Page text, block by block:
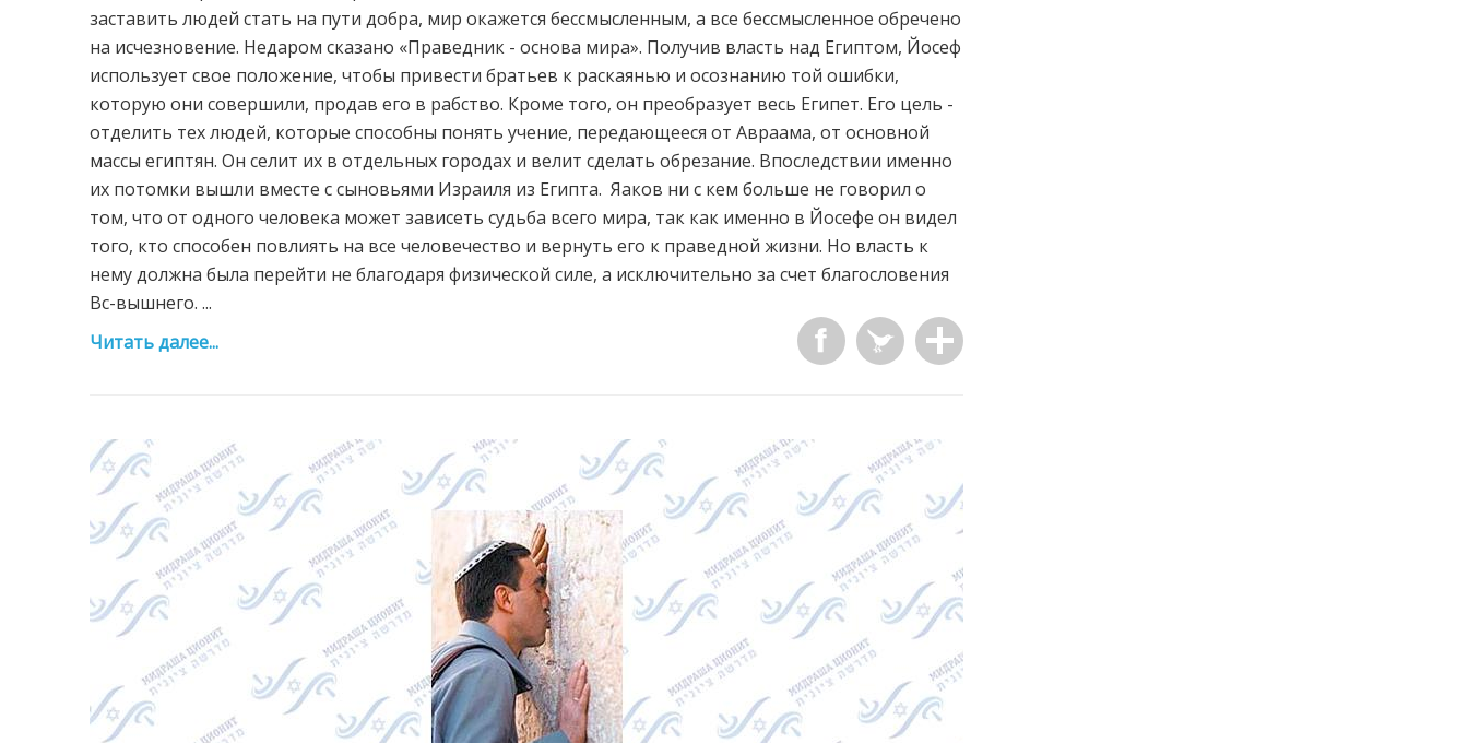
заставить людей стать на пути добра, мир окажется бессмысленным, а все бессмысленное обречено
на исчезновение. Недаром сказано «Праведник - основа мира». Получив власть над Египтом, Йосеф
использует свое положение, чтобы привести братьев к раскаянью и осознанию той ошибки,
которую они совершили, продав его в рабство. Кроме того, он преобразует весь Египет. Его цель -
отделить тех людей, которые способны понять учение, передающееся от Авраама, от основной
массы египтян. Он селит их в отдельных городах и велит сделать обрезание. Впоследствии именно
их потомки вышли вместе с сыновьями Израиля из Египта. Яаков ни с кем больше не говорил о
том, что от одного человека может зависеть судьба всего мира, так как именно в Йосефе он видел
того, кто способен повлиять на все человечество и вернуть его к праведной жизни. Но власть к
нему должна была перейти не благодаря физической силе, а исключительно за счет благословения
Вс-вышнего. ...
Читать далее...